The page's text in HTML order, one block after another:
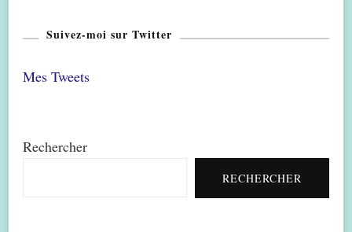
Suivez-moi sur Twitter
Mes Tweets
Rechercher
RECHERCHER